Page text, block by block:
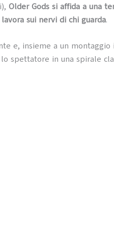
Older Gods si affida a una
sui nervi di chi guarda.
e, insieme a un
spettatore in una spirale